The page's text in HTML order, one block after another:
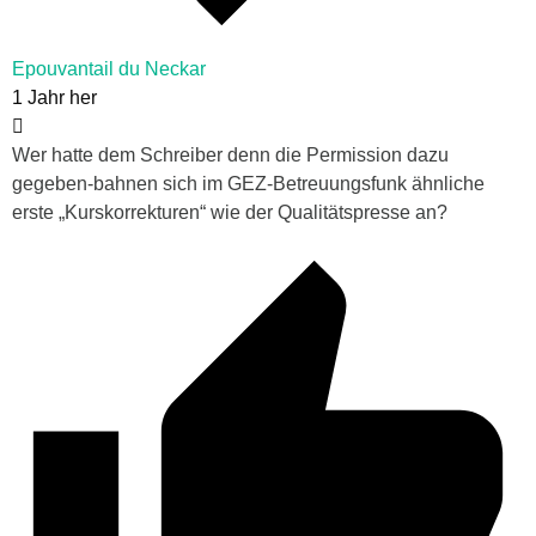
Epouvantail du Neckar
1 Jahr her
Wer hatte dem Schreiber denn die Permission dazu
gegeben-bahnen sich im GEZ-Betreuungsfunk ähnliche
erste „Kurskorrekturen“ wie der Qualitätspresse an?